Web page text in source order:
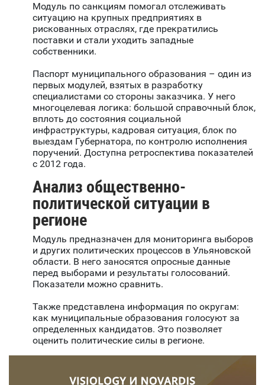
Модуль по санкциям помогал отслеживать
ситуацию на крупных предприятиях в
рискованных отраслях, где прекратились
поставки и стали уходить западные
собственники.
Паспорт муниципального образования – один из
первых модулей, взятых в разработку
специалистами со стороны заказчика. У него
многоцелевая логика: большой справочный блок,
вплоть до состояния социальной
инфраструктуры, кадровая ситуация, блок по
выездам Губернатора, по контролю исполнения
поручений. Доступна ретроспектива показателей
с 2012 года.
Анализ общественно-
политической ситуации в
регионе
Модуль предназначен для мониторинга выборов
и других политических процессов в Ульяновской
области. В него заносятся опросные данные
перед выборами и результаты голосований.
Показатели можно сравнить.
Также представлена информация по округам:
как муниципальные образования голосуют за
определенных кандидатов. Это позволяет
оценить политические силы в регионе.